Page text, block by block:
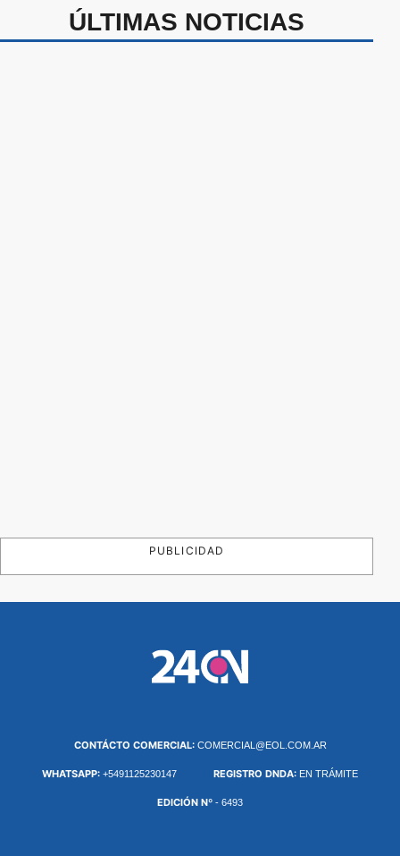
ÚLTIMAS NOTICIAS
PUBLICIDAD
CONTÁCTO COMERCIAL: COMERCIAL@EOL.COM.AR
WHATSAPP: +5491125230147 REGISTRO DNDA: EN TRÁMITE
EDICIÓN Nº - 6493